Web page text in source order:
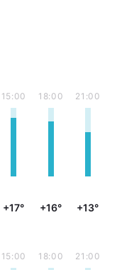
15:00
+17°
18:00
+16°
21:00
+13°
15:00 18:00 21:00